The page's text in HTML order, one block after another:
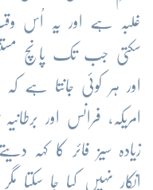
غلبہ ہے اور یہ اُس
سکتی جب تک پانچ
اور ہر کوئی جانتا ہے
امریکہ، فرانس اور
زیادہ سیز فائر کا کہہ
انکار نہیں کیا جا سکتا